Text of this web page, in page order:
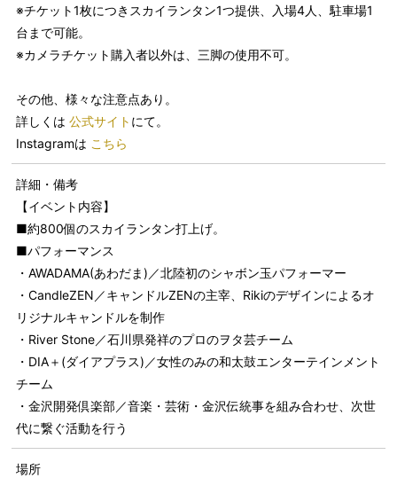
※チケット1枚につきスカイランタン1つ提供、入場4人、駐車場1
台まで可能。
※カメラチケット購入者以外は、三脚の使用不可。
その他、様々な注意点あり。
詳しくは公式サイト にて。
Instagramは こちら
詳細・備考
【イベント内容】
■約800個のスカイランタン打上げ。
■パフォーマンス
・AWADAMA(あわだま)／北陸初のシャボン玉パフォーマー
・CandleZEN／キャンドルZENの主宰、Rikiのデザインによるオ
リジナルキャンドルを制作
・River Stone／石川県発祥のプロのヲタ芸チーム
・DIA＋(ダイアプラス)／女性のみの和太鼓エンターテインメント
チーム
・金沢開発倶楽部／音楽・芸術・金沢伝統事を組み合わせ、次世
代に繋ぐ活動を行う
場所